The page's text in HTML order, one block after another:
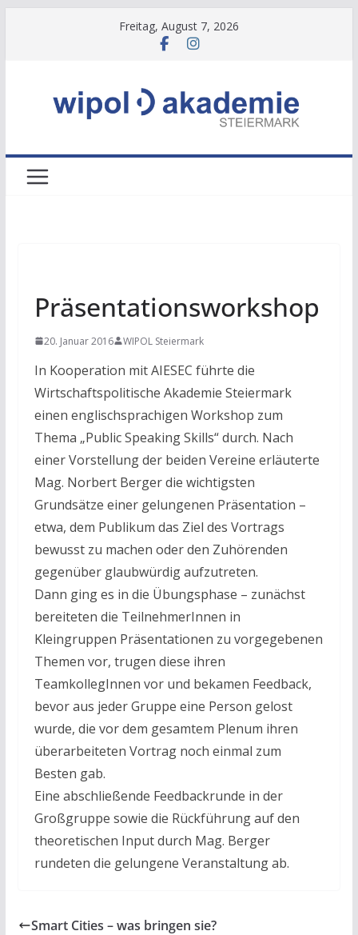
Freitag, August 7, 2026
Präsentationsworkshop
20. Januar 2016 WIPOL Steiermark
In Kooperation mit AIESEC führte die
Wirtschaftspolitische Akademie Steiermark
einen englischsprachigen Workshop zum
Thema „Public Speaking Skills“ durch. Nach
einer Vorstellung der beiden Vereine erläuterte
Mag. Norbert Berger die wichtigsten
Grundsätze einer gelungenen Präsentation –
etwa, dem Publikum das Ziel des Vortrags
bewusst zu machen oder den Zuhörenden
gegenüber glaubwürdig aufzutreten.
Dann ging es in die Übungsphase – zunächst
bereiteten die TeilnehmerInnen in
Kleingruppen Präsentationen zu vorgegebenen
Themen vor, trugen diese ihren
TeamkollegInnen vor und bekamen Feedback,
bevor aus jeder Gruppe eine Person gelost
wurde, die vor dem gesamtem Plenum ihren
überarbeiteten Vortrag noch einmal zum
Besten gab.
Eine abschließende Feedbackrunde in der
Großgruppe sowie die Rückführung auf den
theoretischen Input durch Mag. Berger
rundeten die gelungene Veranstaltung ab.
Smart Cities – was bringen sie?